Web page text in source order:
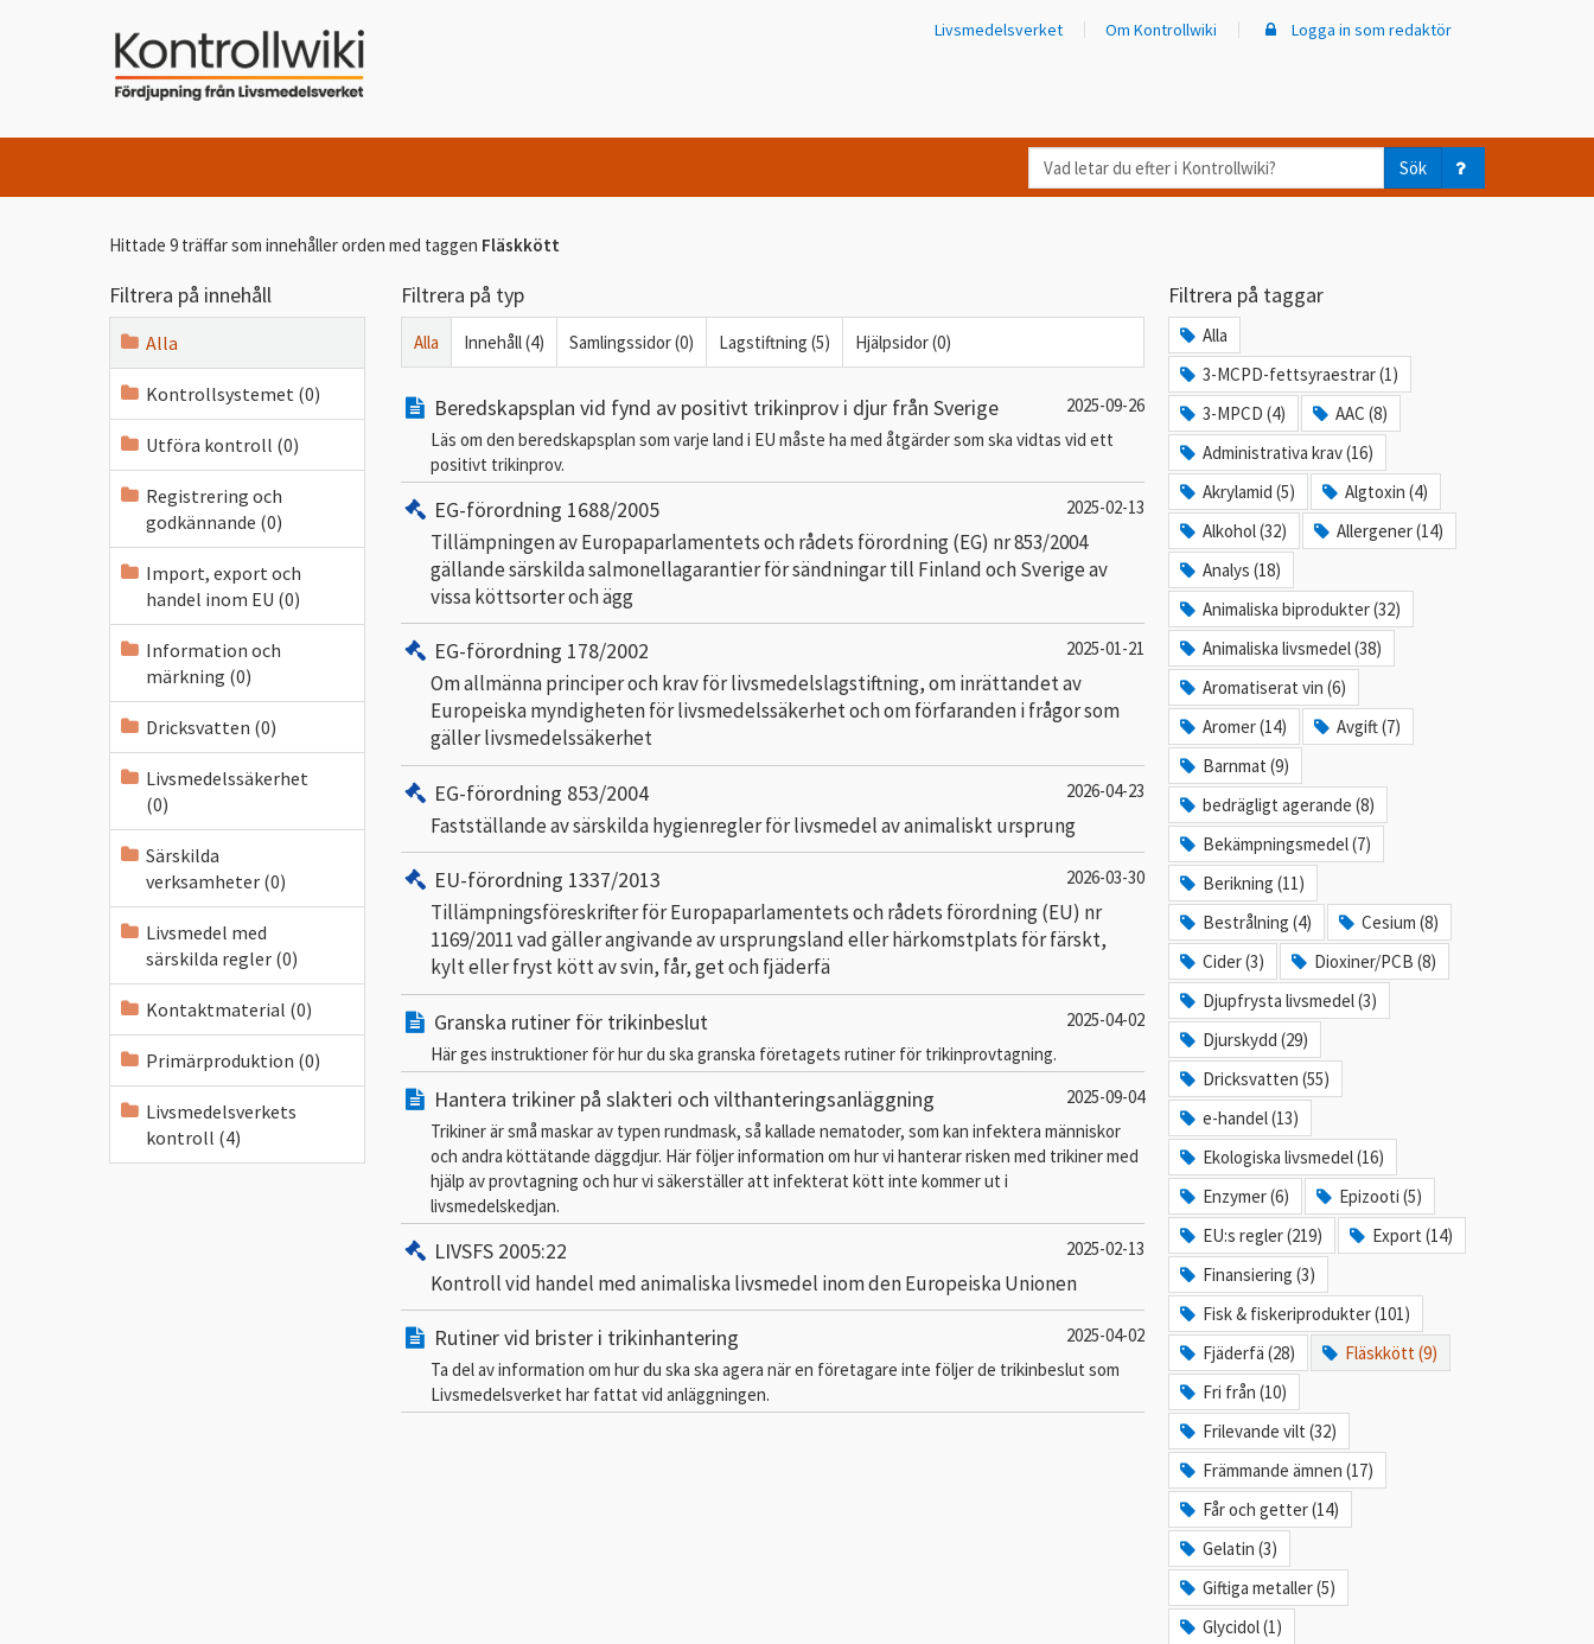
Livsmedelsverket Om Kontrollwiki Logga in som redaktör
Vad
letar
Kontrollwiki?
Sök
Hittade 9 träffar som innehåller orden med taggen Fläskkött
Filtrera på innehåll
Alla
Kontrollsystemet (0)
Utföra kontroll (0)
Registrering och
godkännande (0)
Import, export och
handel inom EU (0)
Information och
märkning (0)
Dricksvatten (0)
Livsmedelssäkerhet
(0)
Särskilda
verksamheter (0)
Livsmedel med
särskilda regler (0)
Kontaktmaterial (0)
Primärproduktion (0)
Livsmedelsverkets
kontroll (4)
Filtrera på typ
Alla Innehåll (4) Samlingssidor (0) Lagstiftning (5) Hjälpsidor (0)
Beredskapsplan vid fynd av positivt trikinprov i djur från Sverige
2025-09-26
Läs om den beredskapsplan som varje land i EU måste ha med åtgärder som ska vidtas vid ett
positivt trikinprov.
EG-förordning 1688/2005 2025-02-13
Tillämpningen av Europaparlamentets och rådets förordning (EG) nr 853/2004
gällande särskilda salmonellagarantier för sändningar till Finland och Sverige av
vissa köttsorter och ägg
EG-förordning 178/2002 2025-01-21
Om allmänna principer och krav för livsmedelslagstiftning, om inrättandet av
Europeiska myndigheten för livsmedelssäkerhet och om förfaranden i frågor som
gäller livsmedelssäkerhet
EG-förordning 853/2004 2026-04-23
Fastställande av särskilda hygienregler för livsmedel av animaliskt ursprung
EU-förordning 1337/2013 2026-03-30
Tillämpningsföreskrifter för Europaparlamentets och rådets förordning (EU) nr
1169/2011 vad gäller angivande av ursprungsland eller härkomstplats för färskt,
kylt eller fryst kött av svin, får, get och fjäderfä
Granska rutiner för trikinbeslut
2025-04-02
Här ges instruktioner för hur du ska granska företagets rutiner för trikinprovtagning.
Hantera trikiner på slakteri och vilthanteringsanläggning
2025-09-04
Trikiner är små maskar av typen rundmask, så kallade nematoder, som kan infektera människor
och andra köttätande däggdjur. Här följer information om hur vi hanterar risken med trikiner med
hjälp av provtagning och hur vi säkerställer att infekterat kött inte kommer ut i
livsmedelskedjan.
LIVSFS 2005:22 2025-02-13
Kontroll vid handel med animaliska livsmedel inom den Europeiska Unionen
Rutiner vid brister i trikinhantering
2025-04-02
Ta del av information om hur du ska ska agera när en företagare inte följer de trikinbeslut som
Livsmedelsverket har fattat vid anläggningen.
Filtrera på taggar
Alla
3-MCPD-fettsyraestrar (1)
3-MPCD (4)
AAC (8)
Administrativa krav (16)
Akrylamid (5)
Algtoxin (4)
Alkohol (32)
Allergener (14)
Analys (18)
Animaliska biprodukter (32)
Animaliska livsmedel (38)
Aromatiserat vin (6)
Aromer (14)
Avgift (7)
Barnmat (9)
bedrägligt agerande (8)
Bekämpningsmedel (7)
Berikning (11)
Bestrålning (4)
Cesium (8)
Cider (3)
Dioxiner/PCB (8)
Djupfrysta livsmedel (3)
Djurskydd (29)
Dricksvatten (55)
e-handel (13)
Ekologiska livsmedel (16)
Enzymer (6)
Epizooti (5)
EU:s regler (219)
Export (14)
Finansiering (3)
Fisk & fiskeriprodukter (101)
Fjäderfä (28)
Fläskkött (9)
Fri från (10)
Frilevande vilt (32)
Främmande ämnen (17)
Får och getter (14)
Gelatin (3)
Giftiga metaller (5)
Glycidol (1)